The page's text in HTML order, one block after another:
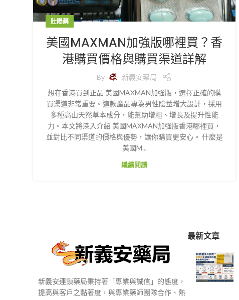
壯陽藥
美國MAXMAN加強版哪裡買？香
港購買價格與購買渠道詳解
By
新義安藥局
想在香港買到正品 美國MAXMAN加強版，選擇正確的購
買渠道非常重要。這款產品專為男性陰莖增大設計，採用
多種高山天然草本成分，能幫助增粗、增長及提升性能
力。本文將深入介紹 美國MAXMAN加強版香港哪裡買，
並對比不同渠道的價格與優勢，讓你購買更安心。 什麼是
美國M...
繼續閱讀
新義安連鎖藥局秉持著「專業與誠信」的態度，
提高與客戶之黏著度，與專業藥師團隊合作、熱
最新文章